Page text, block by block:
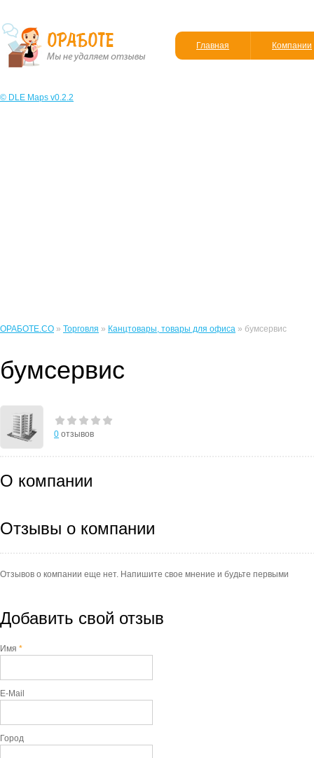
Главная Компании
© DLE Maps v0.2.2
ОРАБОТЕ.CO » Торговля » Канцтовары, товары для офиса » бумсервис
бумсервис
0 отзывов
О компании
Отзывы о компании
Отзывов о компании еще нет. Напишите свое мнение и будьте первыми
Добавить свой отзыв
Имя *
E-Mail
Город